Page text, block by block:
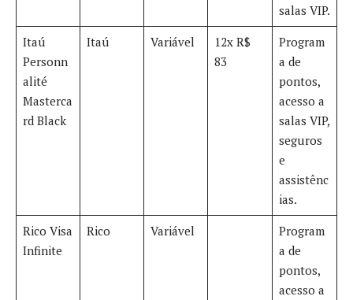
salas VIP.
Itaú
Personn
alité
Masterca
rd Black
Itaú Variável
12x R$
83
Program
a de
pontos,
acesso a
salas VIP,
seguros
e
assistênc
ias.
Rico Visa
Infinite
Rico Variável
Program
a de
pontos,
acesso a